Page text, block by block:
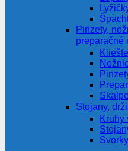
Pinzety,
preparačné
Kliešte
Stojany,
Kruhy